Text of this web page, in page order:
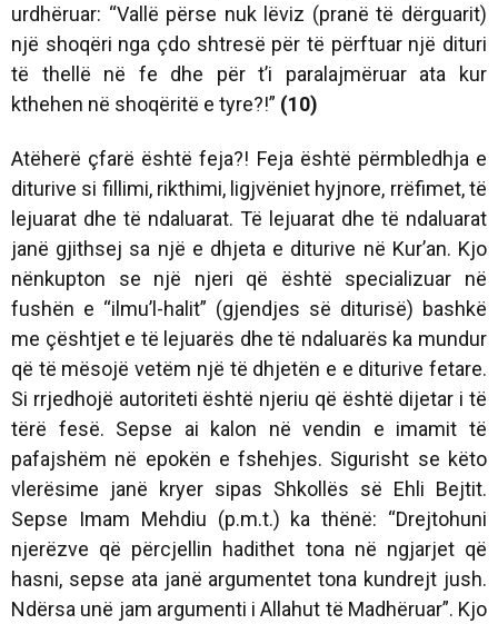
urdhëruar: “Vallë përse nuk lëviz (pranë të dërguarit)
një shoqëri nga çdo shtresë për të përftuar një dituri
të thellë në fe dhe për t’i paralajmëruar ata kur
kthehen në shoqëritë e tyre?!” (10)
Atëherë çfarë është feja?! Feja është përmbledhja e
diturive si fillimi, rikthimi, ligjvëniet hyjnore, rrëfimet, të
lejuarat dhe të ndaluarat. Të lejuarat dhe të ndaluarat
janë gjithsej sa një e dhjeta e diturive në Kur’an. Kjo
nënkupton se një njeri që është specializuar në
fushën e “ilmu’l-halit” (gjendjes së diturisë) bashkë
me çështjet e të lejuarës dhe të ndaluarës ka mundur
që të mësojë vetëm një të dhjetën e e diturive fetare.
Si rrjedhojë autoriteti është njeriu që është dijetar i të
tërë fesë. Sepse ai kalon në vendin e imamit të
pafajshëm në epokën e fshehjes. Sigurisht se këto
vlerësime janë kryer sipas Shkollës së Ehli Bejtit.
Sepse Imam Mehdiu (p.m.t.) ka thënë: “Drejtohuni
njerëzve që përcjellin hadithet tona në ngjarjet që
hasni, sepse ata janë argumentet tona kundrejt jush.
Ndërsa unë jam argumenti i Allahut të Madhëruar”. Kjo